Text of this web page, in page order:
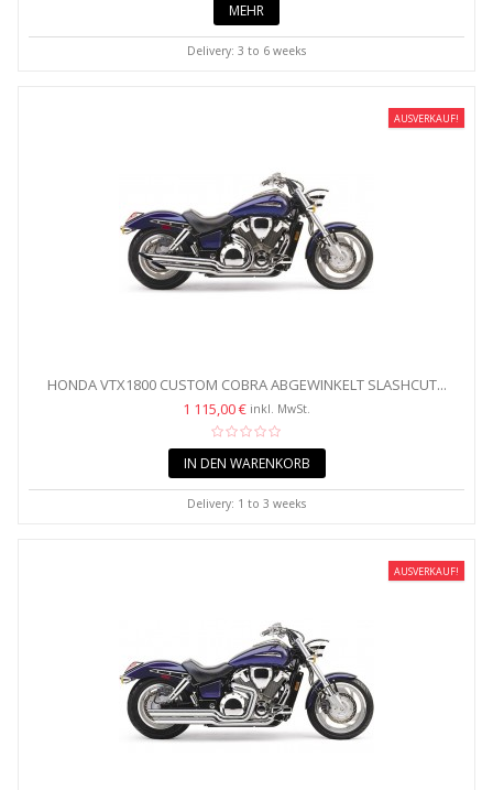
MEHR
Delivery: 3 to 6 weeks
AUSVERKAUF!
HONDA VTX1800 CUSTOM COBRA ABGEWINKELT SLASHCUT...
1 115,00 € inkl. MwSt.
IN DEN WARENKORB
Delivery: 1 to 3 weeks
AUSVERKAUF!